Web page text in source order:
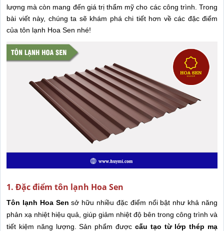
lượng mà còn mang đến giá trị thẩm mỹ cho các công trình. Trong
bài viết này, chúng ta sẽ khám phá chi tiết hơn về các đặc điểm
của tôn lạnh Hoa Sen nhé!
1. Đặc điểm tôn lạnh Hoa Sen
Tôn lạnh Hoa Sen sở hữu nhiều đặc điểm nổi bật như khả năng
phản xạ nhiệt hiệu quả, giúp giảm nhiệt độ bên trong công trình và
tiết kiệm năng lượng. Sản phẩm được cấu tạo từ lớp thép mạ